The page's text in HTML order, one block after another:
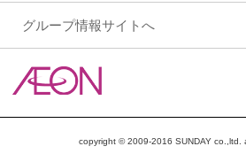
グループ情報サイトへ
copyright © 2009-2016 SUNDAY co.,ltd.